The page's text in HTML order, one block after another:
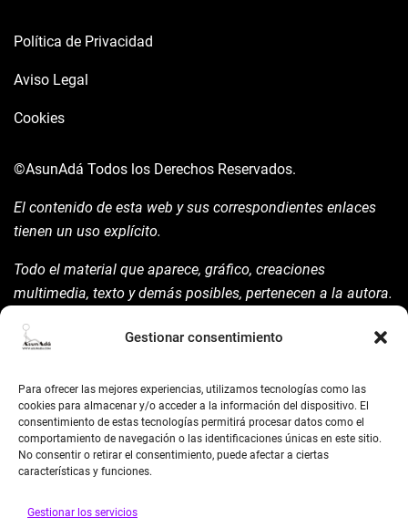
Gestionar consentimiento
Para ofrecer las mejores experiencias, utilizamos tecnologías como las
cookies para almacenar y/o acceder a la información del dispositivo. El
consentimiento de estas tecnologías permitirá procesar datos como el
comportamiento de navegación o las identificaciones únicas en este sitio.
No consentir o retirar el consentimiento, puede afectar a ciertas
características y funciones.
Gestionar los servicios
Política de Privacidad
Aviso Legal
Cookies
©AsunAdá Todos los Derechos Reservados.
El contenido de esta web y sus correspondientes enlaces
tienen un uso explícito.
Todo el material que aparece, gráfico, creaciones
multimedia, texto y demás posibles, pertenecen a la autora.
la mism para ello.
©AsunAdá ​Gracias.